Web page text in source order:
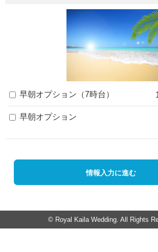
早朝オプション（7時台）
早朝オプション
情報入力に進む
© Royal Kaila Wedding. All Rights